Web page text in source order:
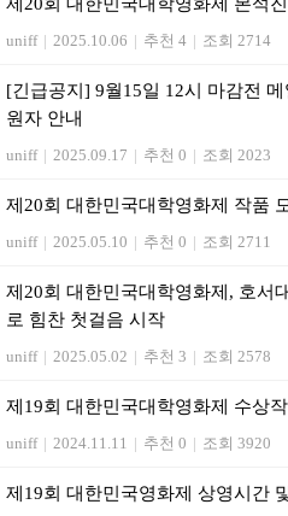
uniff | 2025.10.06 | 추천 4 | 조회 2714
[긴급공지] 9월15일 12시 마감전
원자 안내
uniff | 2025.09.17 | 추천 0 | 조회 2023
제20회 대한민국대학영화제 작품
uniff | 2025.05.10 | 추천 0 | 조회 2711
제20회 대한민국대학영화제, 호서
로 힘찬 첫걸음 시작
uniff | 2025.05.02 | 추천 3 | 조회 2578
제19회 대한민국대학영화제 수상작
uniff | 2024.11.11 | 추천 0 | 조회 3920
제19회 대한민국영화제 상영시간